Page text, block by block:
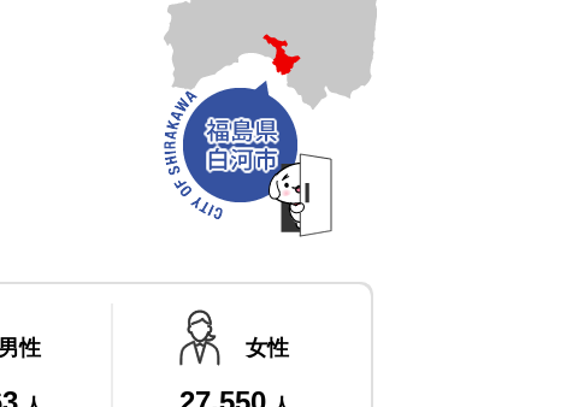
男性 女性